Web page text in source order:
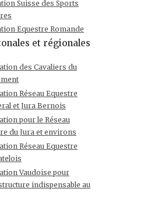
Suisse des Sports
Equestre Romande
et régionales
des Cavaliers du
Réseau Equestre
et Jura Bernois
pour le Réseau
du Jura et environs
Réseau Equestre
Vaudoise pour
indispensable au